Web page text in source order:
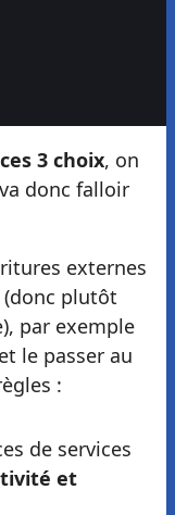
3 choix, on
donc falloir
externes
plutôt
par exemple
le passer au
:
de services
et